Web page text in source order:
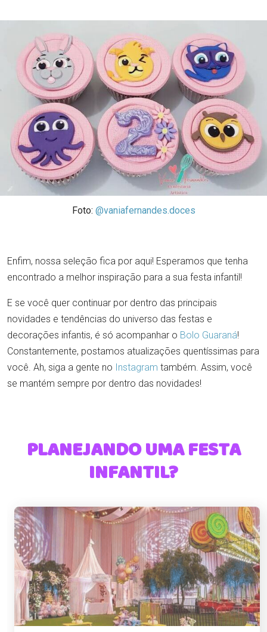
Foto: @vaniafernandes.doces
Enfim, nossa seleção fica por aqui! Esperamos que tenha
encontrado a melhor inspiração para a sua festa infantil!
E se você quer continuar por dentro das principais
novidades e tendências do universo das festas e
decorações infantis, é só acompanhar o Bolo Guaraná!
Constantemente, postamos atualizações quentíssimas para
você. Ah, siga a gente no Instagram também. Assim, você
se mantém sempre por dentro das novidades!
PLANEJANDO UMA FESTA
INFANTIL?